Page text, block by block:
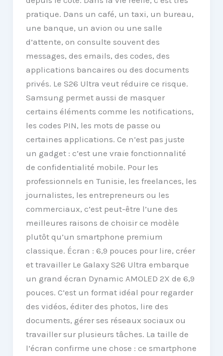
pratique. Dans un café, un taxi, un bureau,
une banque, un avion ou une salle
d’attente, on consulte souvent des
messages, des emails, des codes, des
applications bancaires ou des documents
privés. Le S26 Ultra veut réduire ce risque.
Samsung permet aussi de masquer
certains éléments comme les notifications,
les codes PIN, les mots de passe ou
certaines applications. Ce n’est pas juste
un gadget : c’est une vraie fonctionnalité
de confidentialité mobile. Pour les
professionnels en Tunisie, les freelances, les
journalistes, les entrepreneurs ou les
commerciaux, c’est peut-être l’une des
meilleures raisons de choisir ce modèle
plutôt qu’un smartphone premium
classique. Écran : 6,9 pouces pour lire, créer
et travailler Le Galaxy S26 Ultra embarque
un grand écran Dynamic AMOLED 2X de 6,9
pouces. C’est un format idéal pour regarder
des vidéos, éditer des photos, lire des
documents, gérer ses réseaux sociaux ou
travailler sur plusieurs tâches. La taille de
l’écran confirme une chose : ce smartphone